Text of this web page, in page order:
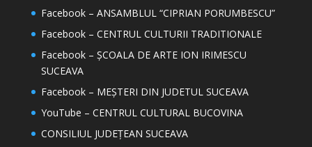
Facebook – ANSAMBLUL “CIPRIAN PORUMBESCU”
Facebook – CENTRUL CULTURII TRADITIONALE
Facebook – ȘCOALA DE ARTE ION IRIMESCU
SUCEAVA
Facebook – MEȘTERI DIN JUDETUL SUCEAVA
YouTube – CENTRUL CULTURAL BUCOVINA
CONSILIUL JUDEȚEAN SUCEAVA